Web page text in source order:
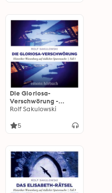
Die Gloriosa-
Verschwörung -
Historiker
tödlicher
Rolf Sakulowski
5